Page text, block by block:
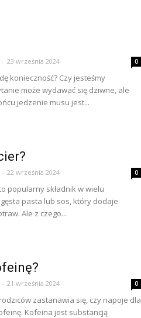
- 23 września 2024 0
konieczność? Czy jesteśmy
może wydawać się dziwne, ale
jedzenie musu jest...
- 22 września 2024 0
popularny składnik w wielu
gęsta pasta lub sos, który dodaje
Ale z czego...
- 21 września 2024 0
zastanawia się, czy napoje dla
Kofeina jest substancją